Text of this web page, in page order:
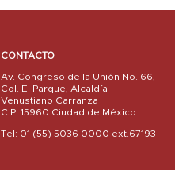
CONTACTO
Av. Congreso de la Unión No. 66,
Col. El Parque, Alcaldía
Venustiano Carranza
C.P. 15960 Ciudad de México
Tel: 01 (55) 5036 0000 ext.67193